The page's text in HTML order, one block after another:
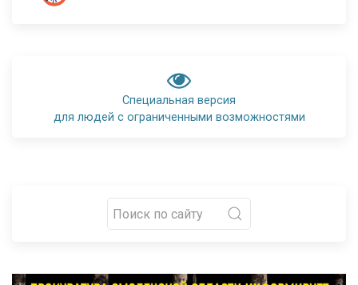
Специальная версия
для людей с ограниченными возможностями